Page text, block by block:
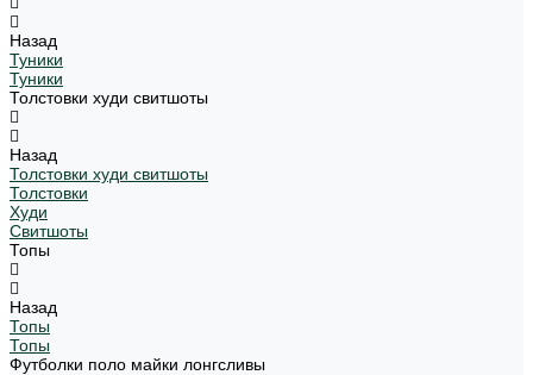
Назад
Туники
Туники
Толстовки худи свитшоты
Назад
Толстовки худи свитшоты
Толстовки
Худи
Свитшоты
Топы
Назад
Топы
Топы
Футболки поло майки лонгсливы